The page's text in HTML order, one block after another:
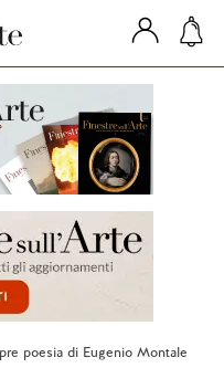
poesia di Eugenio Montale